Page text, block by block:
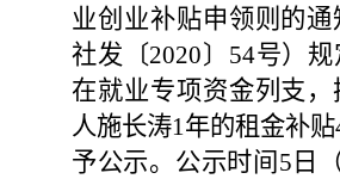
业创业补贴申领则 的通
社发〔2020〕 54号）规
在就业专项资金列支，
人施长涛1年的租金补贴
予公示。公示时间 5 日（